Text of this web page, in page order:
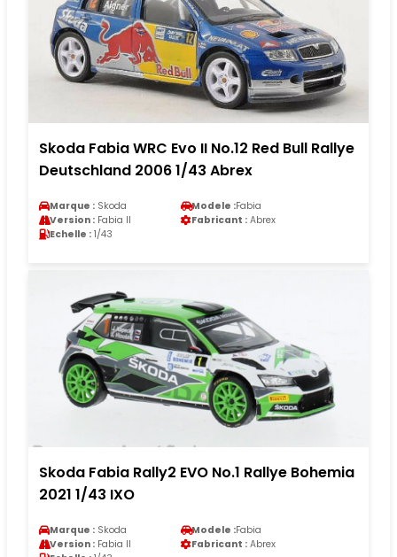
Skoda Fabia WRC Evo II No.12 Red Bull Rallye
Deutschland 2006 1/43 Abrex
Marque : Skoda Modele :Fabia
Version : Fabia II Fabricant : Abrex
Echelle : 1/43
Skoda Fabia Rally2 EVO No.1 Rallye Bohemia
2021 1/43 IXO
Marque : Skoda Modele :Fabia
Version : Fabia II Fabricant : Abrex